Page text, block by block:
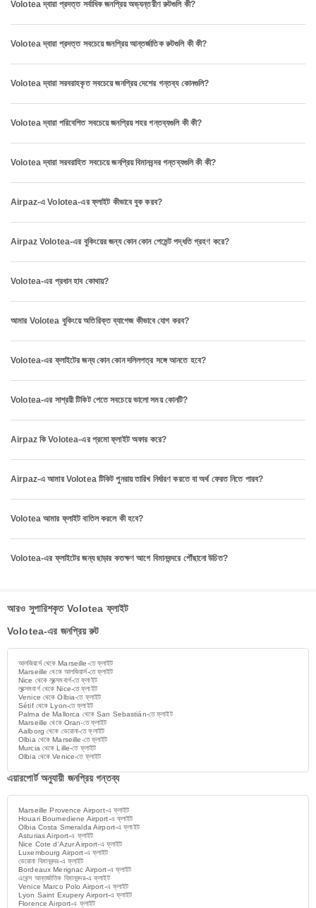
Volotea দ্বারা প্রদত্ত সর্বাধিক জনপ্রিয় অভ্যন্তরীণ রুটগুলি কী?
Volotea দ্বারা প্রদত্ত সবচেয়ে জনপ্রিয় আন্তর্জাতিক রুটগুলি কী কী?
Volotea দ্বারা সরবরাহকৃত সবচেয়ে জনপ্রিয় দেশের গন্তব্য কোনগুলি?
Volotea দ্বারা পরিবেশিত সবচেয়ে জনপ্রিয় শহর গন্তব্যগুলি কী কী?
Volotea দ্বারা সরবরাহিত সবচেয়ে জনপ্রিয় বিমানবন্দর গন্তব্যগুলি কী কী?
Airpaz-এ Volotea-এর ফ্লাইট কীভাবে বুক করব?
Airpaz Volotea-এর বুকিংয়ের জন্য কোন কোন পেমেন্ট পদ্ধতি গ্রহণ করে?
Volotea-এর প্রধান হাব কোথায়?
আমার Volotea বুকিংয়ে অতিরিক্ত ব্যাগেজ কীভাবে যোগ করব?
Volotea-এর ফ্লাইটের জন্য কোন কোন দলিলপত্র সঙ্গে আনতে হবে?
Volotea-এর সাশ্রয়ী টিকিট পেতে সবচেয়ে ভালো সময় কোনটি?
Airpaz কি Volotea-এর প্রমো ফ্লাইট অফার করে?
Airpaz-এ আমার Volotea টিকিট পুনরায় তারিখ নির্ধারণ করতে বা অর্থ ফেরত নিতে পারব?
Volotea আমার ফ্লাইট বাতিল করলে কী হবে?
Volotea-এর ফ্লাইটের জন্য ছাড়ার কতক্ষণ আগে বিমানবন্দরে পৌঁছানো উচিত?
আরও সুপারিশকৃত Volotea ফ্লাইট
Volotea-এর জনপ্রিয় রুট
আলজিয়ার্স থেকে Marseille-তে ফ্লাইট
Marseille থেকে আলজিয়ার্স-তে ফ্লাইট
Nice থেকে লুক্সেমবার্গ-তে ফ্লাইট
লুক্সেমবার্গ থেকে Nice-তে ফ্লাইট
Venice থেকে Olbia-তে ফ্লাইট
Sétif থেকে Lyon-তে ফ্লাইট
Palma de Mallorca থেকে San Sebastián-তে ফ্লাইট
Marseille থেকে Oran-তে ফ্লাইট
Aalborg থেকে ভেরোনা-তে ফ্লাইট
Olbia থেকে Marseille-তে ফ্লাইট
Murcia থেকে Lille-তে ফ্লাইট
Olbia থেকে Venice-তে ফ্লাইট
এয়ারপোর্ট অনুযায়ী জনপ্রিয় গন্তব্য
Marseille Provence Airport-এ ফ্লাইট
Houari Boumediene Airport-এ ফ্লাইট
Olbia Costa Smeralda Airport-এ ফ্লাইট
Asturias Airport-এ ফ্লাইট
Nice Cote d'Azur Airport-এ ফ্লাইট
Luxembourg Airport-এ ফ্লাইট
ভেরোনা বিমানবন্দর-এ ফ্লাইট
Bordeaux Merignac Airport-এ ফ্লাইট
এথেন্স আন্তর্জাতিক বিমানবন্দর-এ ফ্লাইট
Venice Marco Polo Airport-এ ফ্লাইট
Lyon Saint Exupery Airport-এ ফ্লাইট
Florence Airport-এ ফ্লাইট